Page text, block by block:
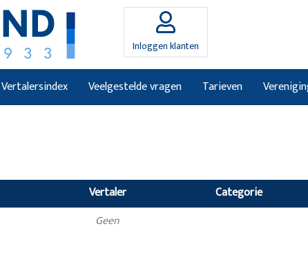
Inloggen klanten
Vertalersindex Veelgestelde vragen Tarieven
Vertaler Categorie
Geen